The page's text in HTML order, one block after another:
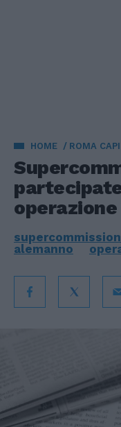
HOME ROMA
alemanno